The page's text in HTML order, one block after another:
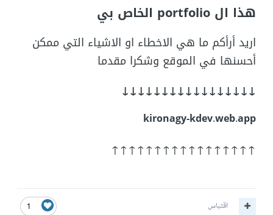
هذا ال portfolio الخاص بي
اريد أرأكم ما هي الاخطاء او الاشياء التي ممكن
أحسنها في الموقع وشكرا مقدما
↓↓↓↓↓↓↓↓↓↓↓↓↓↓↓↓↓
kironagy-kdev.web.app
↑↑↑↑↑↑↑↑↑↑↑↑↑↑↑↑↑
1 اقتباس